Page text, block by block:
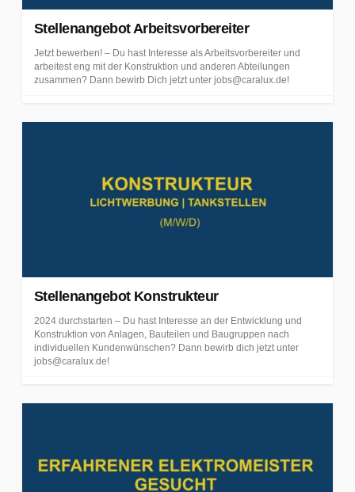
Stellenangebot Arbeitsvorbereiter
Jetzt bewerben! – Du hast Interesse als Arbeitsvorbereiter und
arbeitest eng mit der Konstruktion und anderen Abteilungen
zusammen? Dann bewirb Dich jetzt unter jobs@caralux.de!
Stellenangebot Konstrukteur
2024 durchstarten – Du hast Interesse an der Entwicklung und
Konstruktion von Anlagen, Bauteilen und Baugruppen nach
individuellen Kundenwünschen? Dann bewirb dich jetzt unter
jobs@caralux.de!